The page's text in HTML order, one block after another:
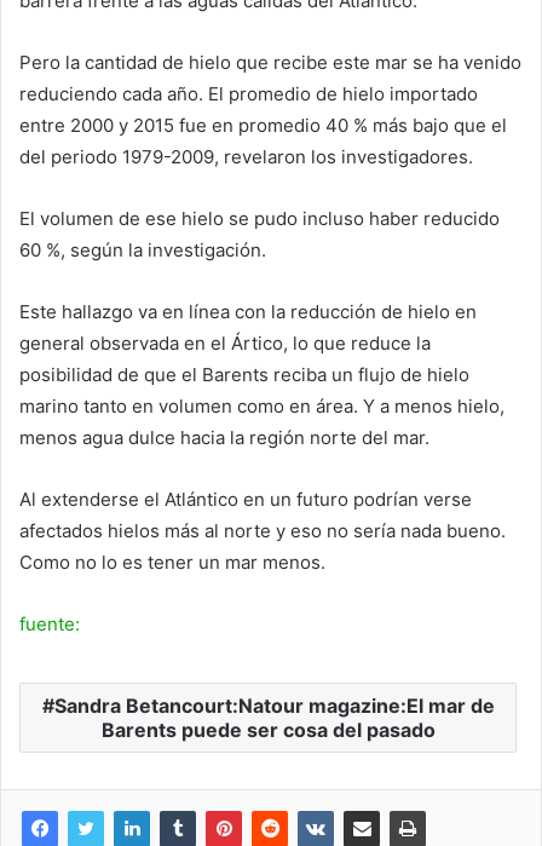
Pero la cantidad de hielo que recibe este mar se ha venido
reduciendo cada año. El promedio de hielo importado
entre 2000 y 2015 fue en promedio 40 % más bajo que el
del periodo 1979-2009, revelaron los investigadores.
El volumen de ese hielo se pudo incluso haber reducido
60 %, según la investigación.
Este hallazgo va en línea con la reducción de hielo en
general observada en el Ártico, lo que reduce la
posibilidad de que el Barents reciba un flujo de hielo
marino tanto en volumen como en área. Y a menos hielo,
menos agua dulce hacia la región norte del mar.
Al extenderse el Atlántico en un futuro podrían verse
afectados hielos más al norte y eso no sería nada bueno.
Como no lo es tener un mar menos.
fuente:
Sandra Betancourt:Natour magazine:El mar de
Barents puede ser cosa del pasado